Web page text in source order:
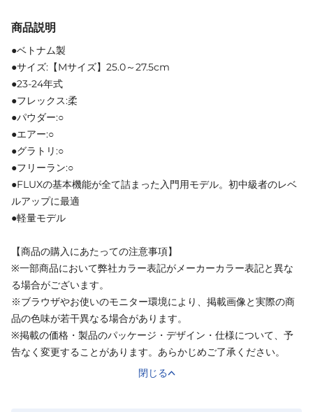
商品説明
●ベトナム製
●サイズ:【Mサイズ】25.0～27.5cm
●23-24年式
●フレックス:柔
●パウダー:○
●エアー:○
●グラトリ:○
●フリーラン:○
●FLUXの基本機能が全て詰まった入門用モデル。初中級者のレベ
ルアップに最適
●軽量モデル
【商品の購入にあたっての注意事項】
※一部商品において弊社カラー表記がメーカーカラー表記と異な
る場合がございます。
※ブラウザやお使いのモニター環境により、掲載画像と実際の商
品の色味が若干異なる場合があります。
※掲載の価格・製品のパッケージ・デザイン・仕様について、予
告なく変更することがあります。あらかじめご了承ください。
閉じる